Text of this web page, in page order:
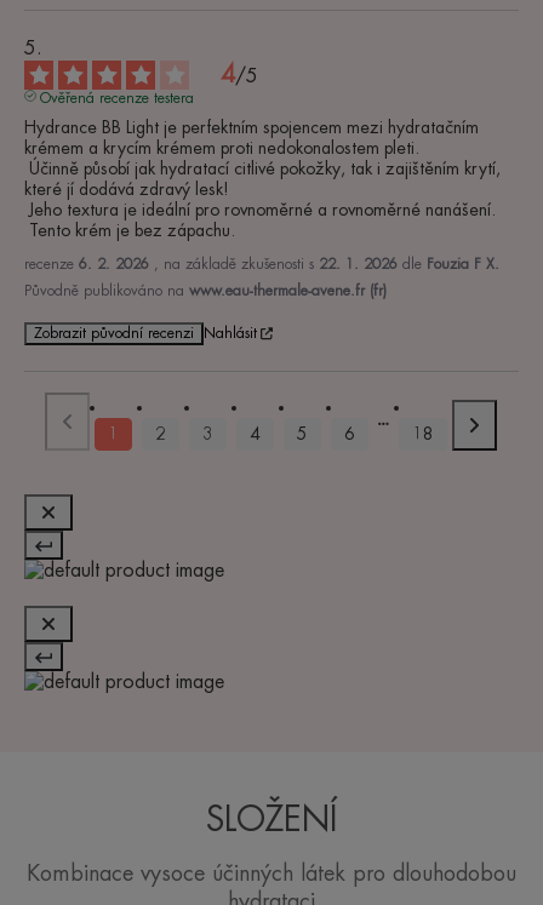
4/5
Ověřená recenze testera
Hydrance BB Light je perfektním spojencem mezi hydratačním
krémem a krycím krémem proti nedokonalostem pleti.
které jí dodává zdravý lesk!
Tento krém je bez zápachu.
recenze 6. 2. 2026 , na základě zkušenosti s 22. 1. 2026 dle Fouzia F X.
Původně publikováno na www.eau-thermale-avene.fr (fr)
Zobrazit původní recenzi Nahlásit
1 2 3 4 5 6 18
SLOŽENÍ
Kombinace vysoce účinných látek pro dlouhodobou